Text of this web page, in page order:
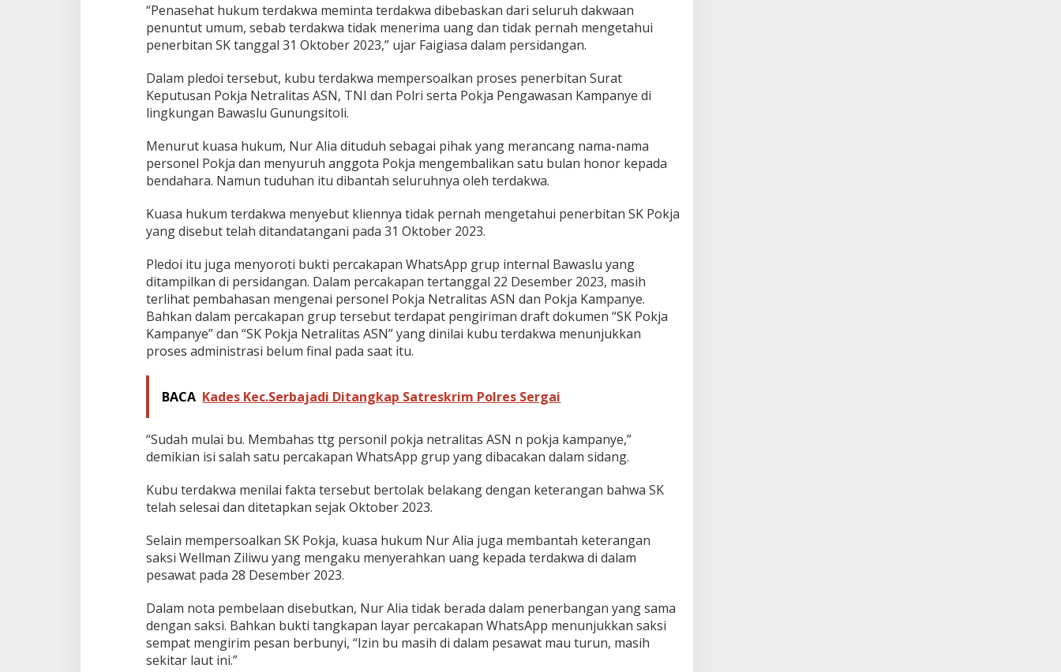
i
t
o
i
“Penasehat hukum terdakwa meminta terdakwa dibebaskan dari seluruh dakwaan
penuntut umum, sebab terdakwa tidak menerima uang dan tidak pernah mengetahui
penerbitan SK tanggal 31 Oktober 2023,” ujar Faigiasa dalam persidangan.
Dalam pledoi tersebut, kubu terdakwa mempersoalkan proses penerbitan Surat
Keputusan Pokja Netralitas ASN, TNI dan Polri serta Pokja Pengawasan Kampanye di
lingkungan Bawaslu Gunungsitoli.
Menurut kuasa hukum, Nur Alia dituduh sebagai pihak yang merancang nama-nama
personel Pokja dan menyuruh anggota Pokja mengembalikan satu bulan honor kepada
bendahara. Namun tuduhan itu dibantah seluruhnya oleh terdakwa.
Kuasa hukum terdakwa menyebut kliennya tidak pernah mengetahui penerbitan SK Pokja
yang disebut telah ditandatangani pada 31 Oktober 2023.
Pledoi itu juga menyoroti bukti percakapan WhatsApp grup internal Bawaslu yang
ditampilkan di persidangan. Dalam percakapan tertanggal 22 Desember 2023, masih
terlihat pembahasan mengenai personel Pokja Netralitas ASN dan Pokja Kampanye.
Bahkan dalam percakapan grup tersebut terdapat pengiriman draft dokumen “SK Pokja
Kampanye” dan “SK Pokja Netralitas ASN” yang dinilai kubu terdakwa menunjukkan
proses administrasi belum final pada saat itu.
BACA Kades Kec.Serbajadi Ditangkap Satreskrim Polres Sergai
“Sudah mulai bu. Membahas ttg personil pokja netralitas ASN n pokja kampanye,”
demikian isi salah satu percakapan WhatsApp grup yang dibacakan dalam sidang.
Kubu terdakwa menilai fakta tersebut bertolak belakang dengan keterangan bahwa SK
telah selesai dan ditetapkan sejak Oktober 2023.
Selain mempersoalkan SK Pokja, kuasa hukum Nur Alia juga membantah keterangan
saksi Wellman Ziliwu yang mengaku menyerahkan uang kepada terdakwa di dalam
pesawat pada 28 Desember 2023.
Dalam nota pembelaan disebutkan, Nur Alia tidak berada dalam penerbangan yang sama
dengan saksi. Bahkan bukti tangkapan layar percakapan WhatsApp menunjukkan saksi
sempat mengirim pesan berbunyi, “Izin bu masih di dalam pesawat mau turun, masih
sekitar laut ini.”